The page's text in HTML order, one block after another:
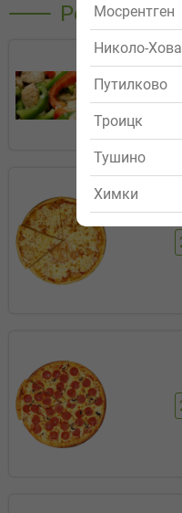
Мосрентген
Николо-
Путилково
Троицк
Тушино
Химки